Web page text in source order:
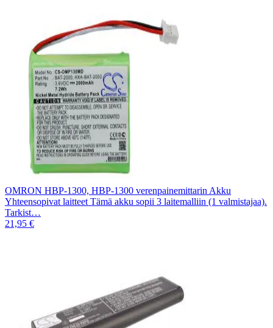
OMRON HBP-1300, HBP-1300 verenpainemittarin Akku
Yhteensopivat laitteet Tämä akku sopii 3 laitemalliin (1 valmistajaa).
Tarkist…
21,95 €